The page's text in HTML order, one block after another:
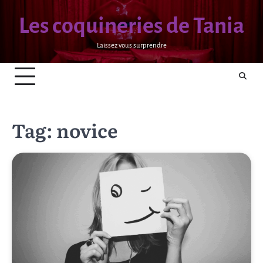
contentLes coquineries de Tania
Laissez vous surprendre
Tag: novice